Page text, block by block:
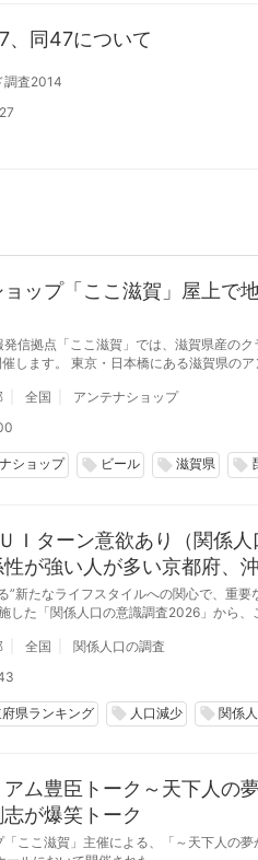
、同47について
調査2014
ップ「ここ滋賀」屋上で
信拠点「ここ滋賀」では、滋賀県産の
は、滋賀の美味を楽しむビアガーデ
全国
アンテナショップ
ショップ local_offer ビール local_offer 滋賀県 local_offer
Ｉターン意欲あり（関係
が強い人が多い京都府、
”新たなライフスタイルへの関心で、重
した「関係人口の意識調査2026」から、
全国
関係人口の調査
県ランキング local_offer 人口減少 local_offer 関係
ム豊臣トーク～天下人の
が爆笑トーク
ここ滋賀」主催による、「～天下人の